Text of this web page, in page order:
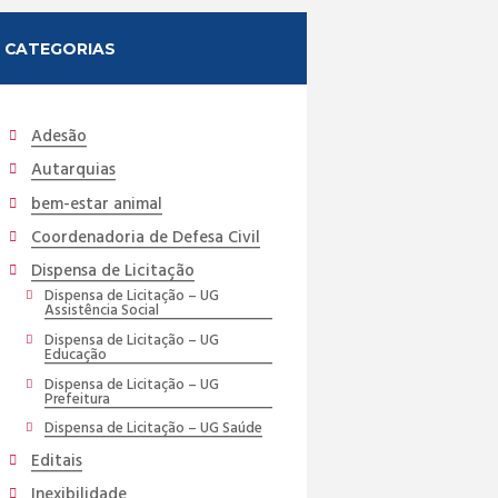
CATEGORIAS
Adesão
Autarquias
bem-estar animal
Coordenadoria de Defesa Civil
Dispensa de Licitação
Dispensa de Licitação – UG
Assistência Social
Dispensa de Licitação – UG
Educação
Dispensa de Licitação – UG
Prefeitura
Dispensa de Licitação – UG Saúde
Editais